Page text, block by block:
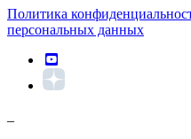
Политика
персональных данных